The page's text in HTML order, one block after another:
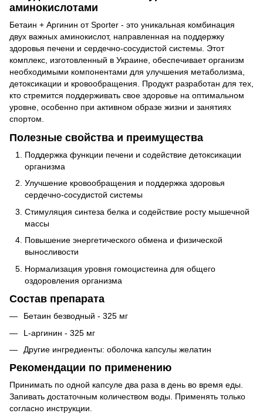
аминокислотами
Бетаин + Аргинин от Sporter - это уникальная комбинация
двух важных аминокислот, направленная на поддержку
здоровья печени и сердечно-сосудистой системы. Этот
комплекс, изготовленный в Украине, обеспечивает организм
необходимыми компонентами для улучшения метаболизма,
детоксикации и кровообращения. Продукт разработан для тех,
кто стремится поддерживать свое здоровье на оптимальном
уровне, особенно при активном образе жизни и занятиях
спортом.
Полезные свойства и преимущества
Поддержка функции печени и содействие детоксикации
организма
Улучшение кровообращения и поддержка здоровья
сердечно-сосудистой системы
Стимуляция синтеза белка и содействие росту мышечной
массы
Повышение энергетического обмена и физической
выносливости
Нормализация уровня гомоцистеина для общего
оздоровления организма
Состав препарата
Бетаин безводный - 325 мг
L-аргинин - 325 мг
Другие ингредиенты: оболочка капсулы желатин
Рекомендации по применению
Принимать по одной капсуле два раза в день во время еды.
Запивать достаточным количеством воды. Применять только
согласно инструкции.